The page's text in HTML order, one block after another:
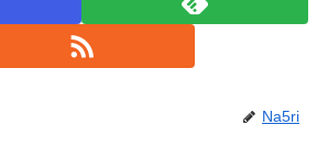
Na5ri